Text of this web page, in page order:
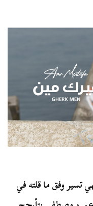
وفق ما قلته في